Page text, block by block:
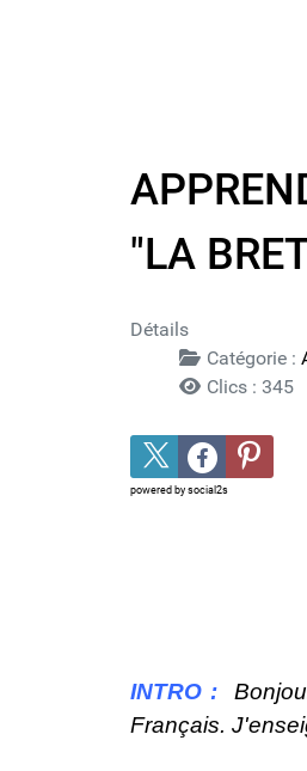
"LA
Détails
Catégorie :
Clics : 345
powered by social2s
INTRO :
Français.